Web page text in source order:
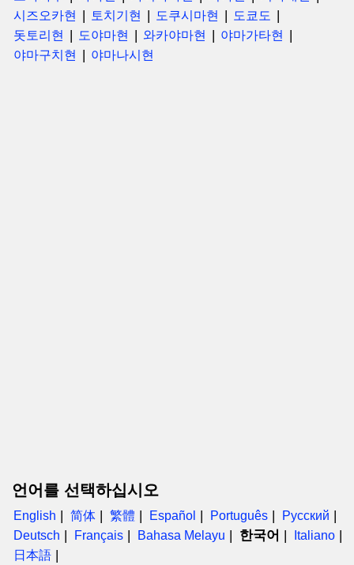
시즈오카현
토치기현 도쿠시마현
도쿄도
돗토리현
도야마현 와카야마현
야마가타현
야마구치현
야마나시현
언어를 선택하십시오
English 简体 繁體 Español Português
Русский
Deutsch
Français Bahasa Melayu 한국어
Italiano
日本語